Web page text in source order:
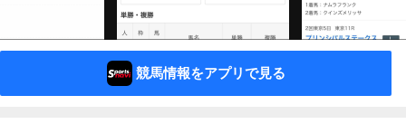
競馬情報をアプリで見る